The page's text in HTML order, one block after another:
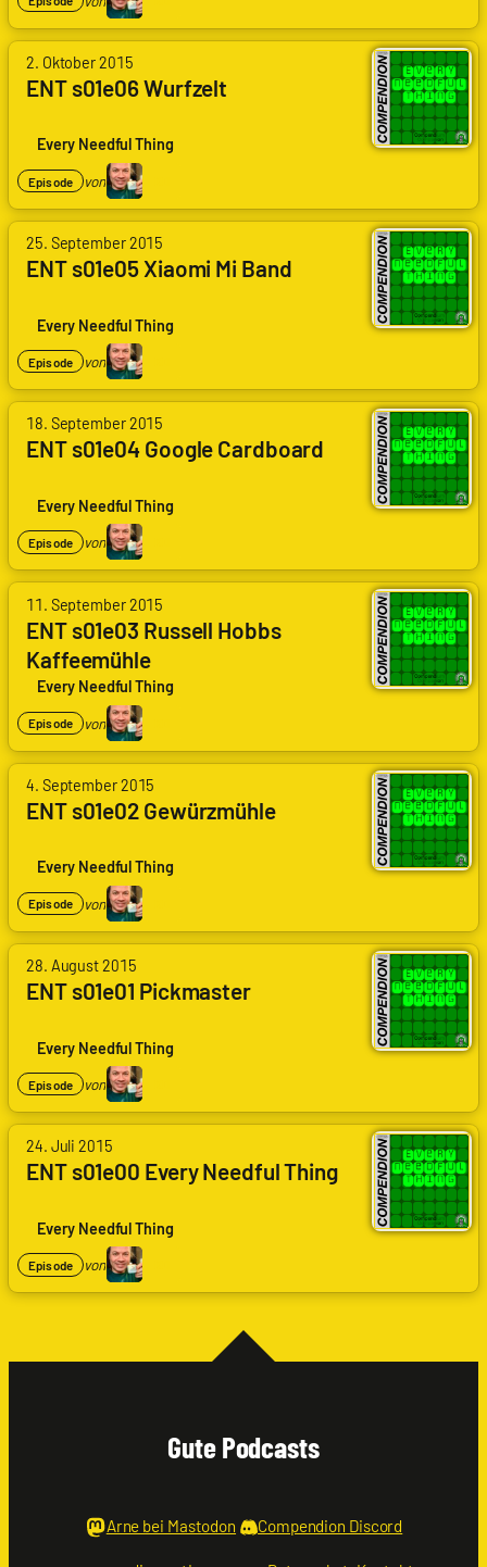
Du
2. Oktober 2015
ENT s01e06 Wurfzelt
Every Needful Thing
Episode von
von
Arne
Ruddat
Daniel
Du
25. September 2015
ENT s01e05 Xiaomi Mi Band
Every Needful Thing
Episode von
von
Arne
Ruddat
Daniel
Du
18. September 2015
ENT s01e04 Google Cardboard
Every Needful Thing
Episode von
von
Arne
Ruddat
Daniel
Du
11. September 2015
ENT s01e03 Russell Hobbs
Kaffeemühle
Every Needful Thing
Episode von
von
Arne
Ruddat
Codenaga,
Daniel
Du
4. September 2015
ENT s01e02 Gewürzmühle
Every Needful Thing
Episode von
von
Arne
Ruddat
Daniel
Du
28. August 2015
ENT s01e01 Pickmaster
Every Needful Thing
Episode von
von
Arne
Ruddat
Daniel
Du
24. Juli 2015
ENT s01e00 Every Needful Thing
Every Needful Thing
Episode von
Gute Podcasts
Arne bei Mastodon Compendion Discord